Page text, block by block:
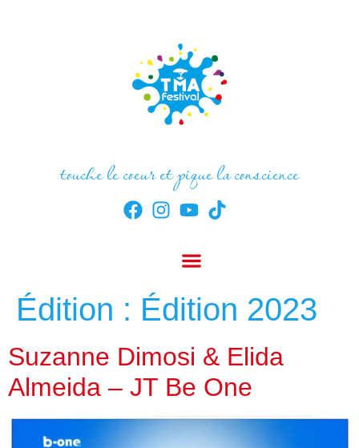
touche le coeur et pique la conscience
Édition : Édition 2023
Suzanne Dimosi & Elida
Almeida – JT Be One